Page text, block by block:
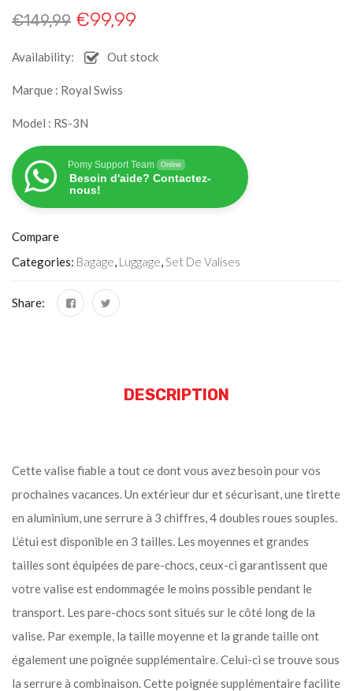
€149,99 €99,99
Availability: Out stock
Marque : Royal Swiss
Model : RS-3N
Pomy Support Team Online
Besoin d'aide? Contactez-
nous!
Compare
Categories: Bagage, Luggage,Set De Valises
Share:
DESCRIPTION
Cette valise fiable a tout ce dont vous avez besoin pour vos
prochaines vacances. Un extérieur dur et sécurisant, une tirette
en aluminium, une serrure à 3 chiffres, 4 doubles roues souples.
L’étui est disponible en 3 tailles. Les moyennes et grandes
tailles sont équipées de pare-chocs, ceux-ci garantissent que
votre valise est endommagée le moins possible pendant le
transport. Les pare-chocs sont situés sur le côté long de la
valise. Par exemple, la taille moyenne et la grande taille ont
également une poignée supplémentaire. Celui-ci se trouve sous
la serrure à combinaison. Cette poignée supplémentaire facilite